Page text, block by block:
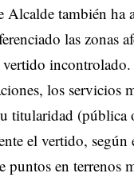
Alcalde también
las zonas
vertido incontrolado.
los
titularidad
el vertido,
puntos en